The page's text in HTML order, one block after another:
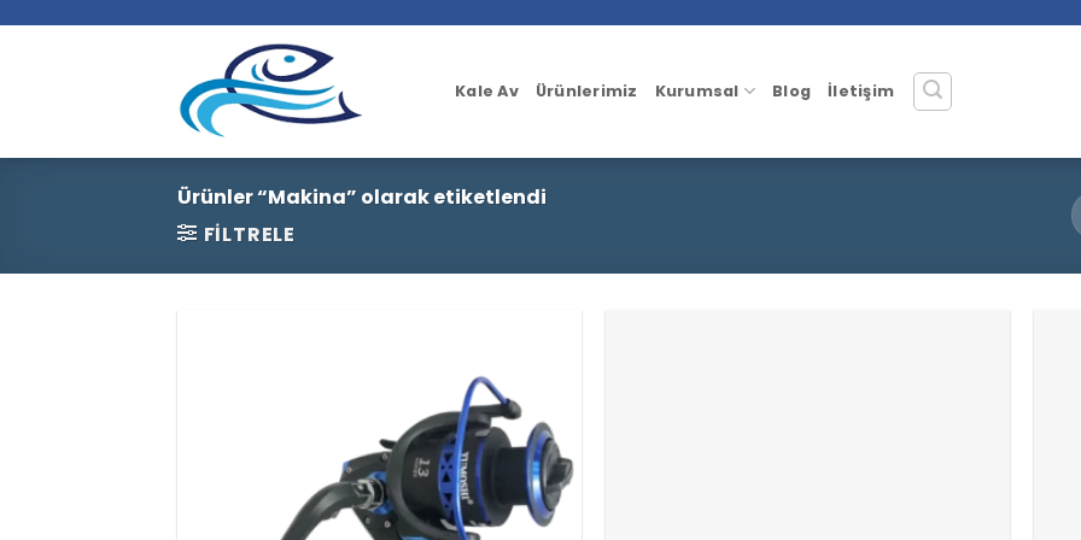
Kale Av Ürünlerimiz Kurumsal Blog İletişim
Ürünler “Makina” olarak etiketlendi
FILTRELE